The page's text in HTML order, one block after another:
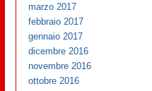
marzo 2017
febbraio 2017
gennaio 2017
dicembre 2016
novembre 2016
ottobre 2016